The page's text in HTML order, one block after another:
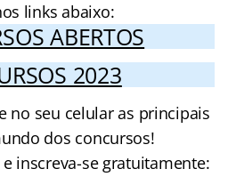
links abaixo:
ABERTOS
2023
no seu celular as principais
dos concursos!
inscreva-se gratuitamente: